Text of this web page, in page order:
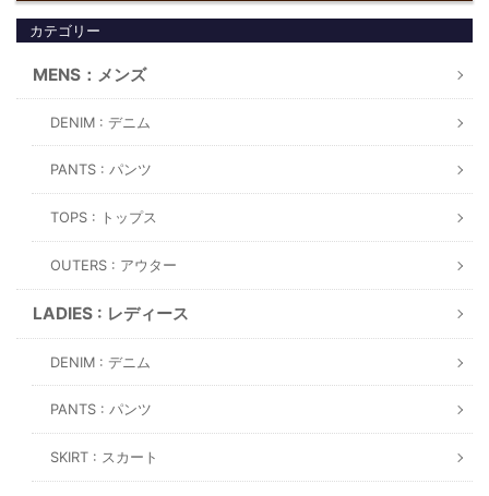
カテゴリー
MENS：メンズ
DENIM : デニム
PANTS : パンツ
TOPS : トップス
OUTERS : アウター
LADIES : レディース
DENIM : デニム
PANTS : パンツ
SKIRT : スカート